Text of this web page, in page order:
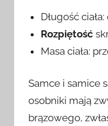
Długość
Rozpiętość
Masa ciała:
Samce i samice
osobniki mają
brązowego,